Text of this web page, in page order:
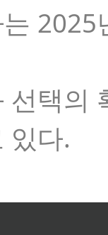
선택의
있다.